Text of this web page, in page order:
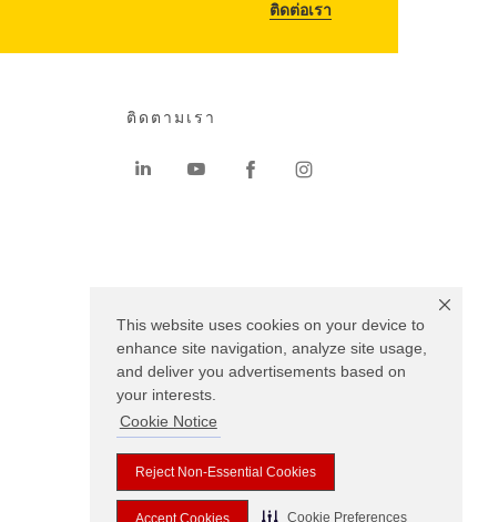
This website uses cookies on your device to
enhance site navigation, analyze site usage,
and deliver you advertisements based on
your interests.
Cookie Notice
Reject Non-Essential Cookies
Accept Cookies Cookie Preferences
ติดต่อเรา
ติดตามเรา